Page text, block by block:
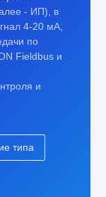
- ИП), в
4-20 мА,
по
Fieldbus и
и
типа